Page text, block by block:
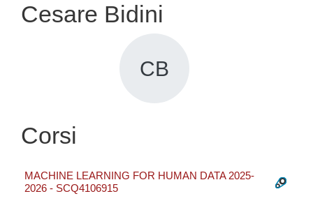
Cesare Bidini
CB
Corsi
MACHINE LEARNING FOR HUMAN DATA 2025-
2026 - SCQ4106915